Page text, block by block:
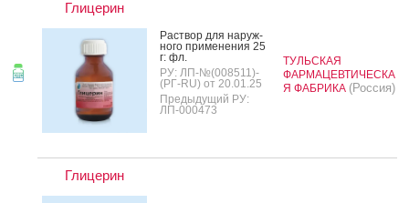
Глицерин
Рас­твор для на­руж­
но­го при­мене­ния 25
г: фл.
РУ: ЛП-№(008511)-
(РГ-RU) от 20.01.25
Предыдущий РУ:
ЛП-000473
ТУЛЬСКАЯ
ФАРМАЦЕВТИЧЕСКА
Я ФАБРИКА (Россия)
Глицерин